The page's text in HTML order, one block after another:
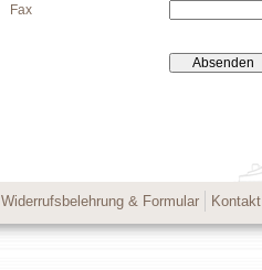
Fax
Widerrufsbelehrung & Formular Kontakt